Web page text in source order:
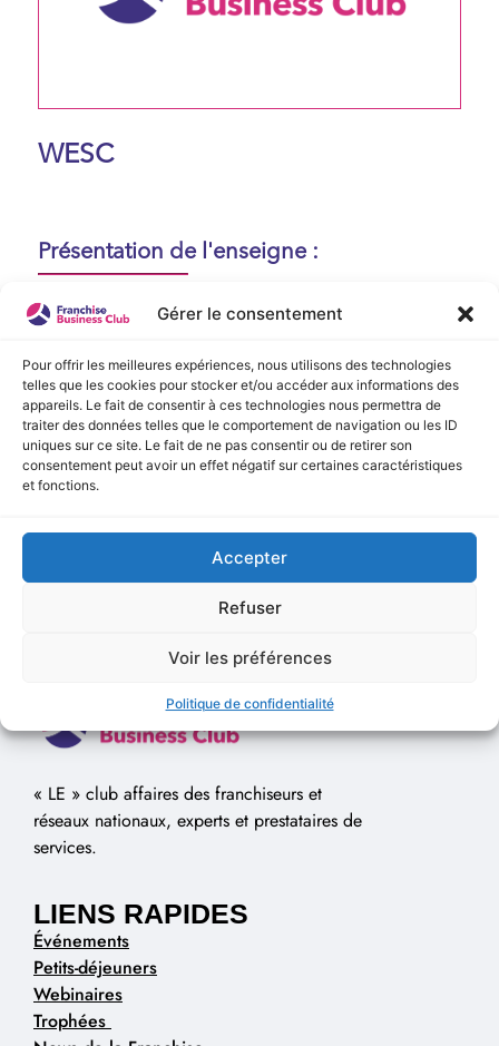
Gérer le consentement
Pour offrir les meilleures expériences, nous utilisons des technologies
telles que les cookies pour stocker et/ou accéder aux informations des
appareils. Le fait de consentir à ces technologies nous permettra de
traiter des données telles que le comportement de navigation ou les ID
uniques sur ce site. Le fait de ne pas consentir ou de retirer son
consentement peut avoir un effet négatif sur certaines caractéristiques
et fonctions.
Accepter
Refuser
Voir les préférences
Politique de confidentialité
WESC
Présentation de l'enseigne :
Aucune présentation n'est disponible
actuellement !
Vidéo de Présentation
Aucune vidéo disponible.
« LE » club affaires des franchiseurs et
réseaux nationaux, experts et prestataires de
services.
LIENS RAPIDES
Événements
Petits-déjeuners
Webinaires
Trophées